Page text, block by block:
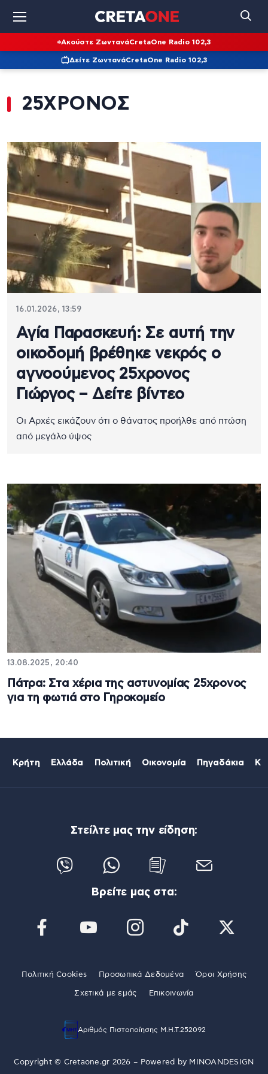
Ακούστε ΖωντανάCretaOne Radio 102,3
Δείτε ΖωντανάCretaOne Radio 102,3
25ΧΡΟΝΟΣ
16.01.2026, 13:59
Αγία Παρασκευή: Σε αυτή την
οικοδομή βρέθηκε νεκρός ο
αγνοούμενος 25χρονος
Γιώργος – Δείτε βίντεο
Οι Αρχές εικάζουν ότι ο θάνατος προήλθε από πτώση
από μεγάλο ύψος
13.08.2025, 20:40
Πάτρα: Στα χέρια της αστυνομίας 25χρονος
για τη φωτιά στο Γηροκομείο
Κρήτη Ελλάδα Πολιτική Οικονομία Πηγαδάκια
Στείλτε μας την είδηση:
Βρείτε μας στα:
Πολιτική Cookies Προσωπικά Δεδομένα Όροι Χρήσης
Σχετικά με εμάς Επικοινωνία
Αριθμός Πιστοποίησης Μ.Η.Τ.252092
Copyright © Cretaone.gr 2026 – Powered by MINOANDESIGN